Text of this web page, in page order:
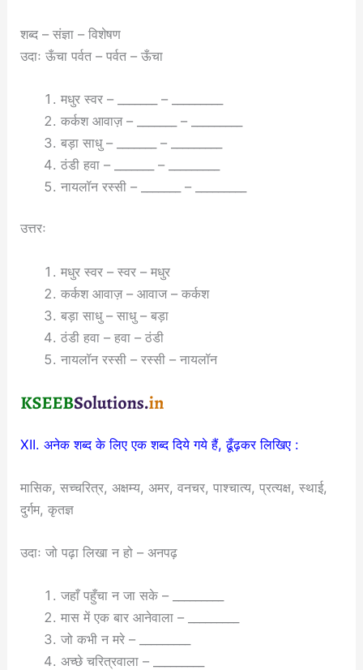
शब्द – संज्ञा – विशेषण
उदाः ऊँचा पर्वत – पर्वत – ऊँचा
मधुर स्वर – _______ – _________
कर्कश आवाज़ – _______ – _________
बड़ा साधु – _______ – _________
ठंडी हवा – _______ – _________
नायलॉन रस्सी – _______ – _________
उत्तरः
मधुर स्वर – स्वर – मधुर
कर्कश आवाज़ – आवाज – कर्कश
बड़ा साधु – साधु – बड़ा
ठंडी हवा – हवा – ठंडी
नायलॉन रस्सी – रस्सी – नायलॉन
XII. अनेक शब्द के लिए एक शब्द दिये गये हैं, ढूँढ़कर लिखिए :
मासिक, सच्चरित्र, अक्षम्य, अमर, वनचर, पाश्चात्य, प्रत्यक्ष, स्थाई,
दुर्गम, कृतज्ञ
उदाः जो पढ़ा लिखा न हो – अनपढ़
जहाँ पहुँचा न जा सके – _________
मास में एक बार आनेवाला – _________
जो कभी न मरे – _________
अच्छे चरित्रवाला – _________